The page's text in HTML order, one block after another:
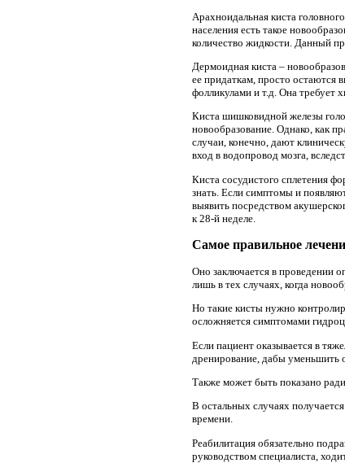
Арахноидальная киста
населения есть такое
количество жидкости. Данный
Дермоидная киста –
ее придаткам, просто остаются
фолликулами и т.д. Она требует
Киста шишковидной железы
новообразование. Однако, как
случаи, конечно, дают
вход в водопровод мозга,
Киста сосудистого сплетения
знать. Если симптомы и
выявить посредством
к 28-й неделе.
Самое правильное
Оно заключается в проведении
лишь в тех случаях, когда
Но такие кисты нужно
осложняется симптомами
Если пациент оказывается в
дренирование, дабы уменьшить
Также может быть показано
В остальных случаях
времени.
Реабилитация обязательно
руководством специалиста,